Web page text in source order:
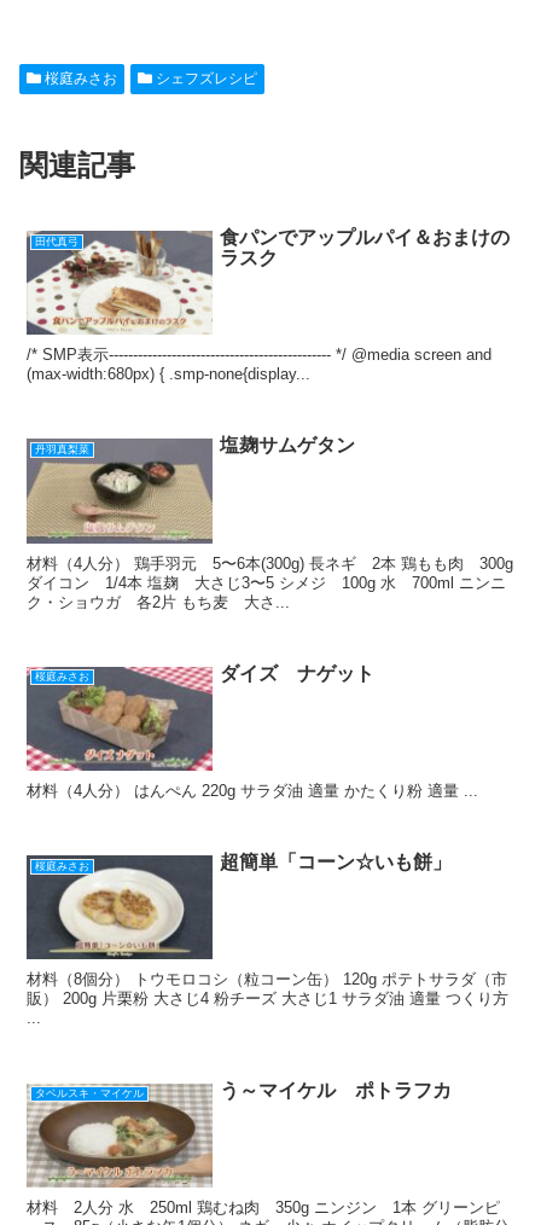
c
e
o
k
e
n
ck
et
e
桜庭みさお シェフズレシピ
関連記事
田代真弓
食パンでアップルパイ＆おまけの
ラスク
/* SMP表示---------------------------------------------- */ @media screen and
(max-width:680px) { .smp-none{display...
丹羽真梨菜 塩麹サムゲタン
材料（4人分） 鶏手羽元 5〜6本(300g) 長ネギ 2本 鶏もも肉 300g
ダイコン 1/4本 塩麹 大さじ3〜5 シメジ 100g 水 700ml ニンニ
ク・ショウガ 各2片 もち麦 大さ...
桜庭みさお ダイズ ナゲット
材料（4人分） はんぺん 220g サラダ油 適量 かたくり粉 適量 ...
桜庭みさお 超簡単「コーン☆いも餅」
材料（8個分） トウモロコシ（粒コーン缶） 120g ポテトサラダ（市
販） 200g 片栗粉 大さじ4 粉チーズ 大さじ1 サラダ油 適量 つくり方
...
タベルスキ・マイケル う～マイケル ポトラフカ
材料 2人分 水 250ml 鶏むね肉 350g ニンジン 1本 グリーンピ